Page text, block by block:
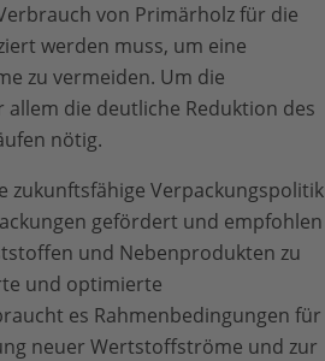
von Primärholz für die
werden muss, um eine
zu vermeiden. Um die
die deutliche Reduktion des
nötig.
zukunftsfähige Verpackungspolitik
gefördert und empfohlen
und Nebenprodukten zu
und optimierte
es Rahmenbedingungen für
neuer Wertstoffströme und zur